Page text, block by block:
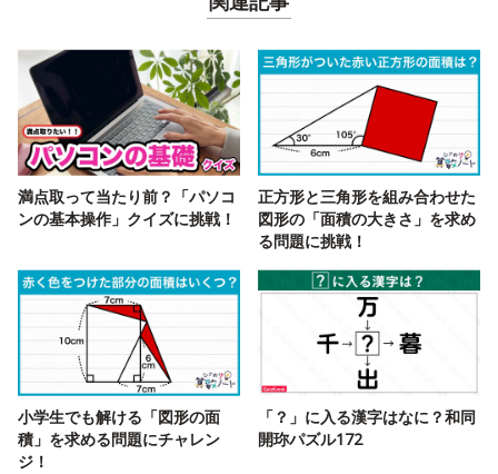
満点取って当たり前？「パソコ
ンの基本操作」クイズに挑戦！
正方形と三角形を組み合わせた
図形の「面積の大きさ」を求め
る問題に挑戦！
小学生でも解ける「図形の面
積」を求める問題にチャレン
ジ！
「？」に入る漢字はなに？和同
開珎パズル172